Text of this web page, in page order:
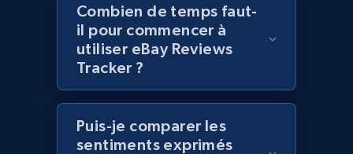
Lowes.com - Collect records by category
URL, Domain, Marketplace pn, Sku, Other pn,
Model number, Gtin ean pn, Product name, and
Combien de temps faut-
il pour commencer à
utiliser eBay Reviews
Tracker ?
Puis-je comparer les
sentiments exprimés